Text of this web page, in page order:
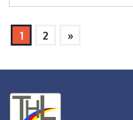
1 2 »